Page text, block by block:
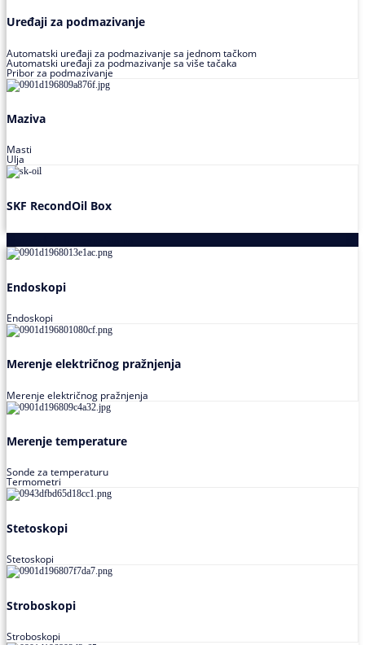
Uređaji za podmazivanje
Automatski uređaji za podmazivanje sa jednom tačkom
Automatski uređaji za podmazivanje sa više tačaka
Pribor za podmazivanje
Maziva
Masti
Ulja
SKF RecondOil Box
Endoskopi
Endoskopi
Merenje električnog pražnjenja
Merenje električnog pražnjenja
Merenje temperature
Sonde za temperaturu
Termometri
Stetoskopi
Stetoskopi
Stroboskopi
Stroboskopi